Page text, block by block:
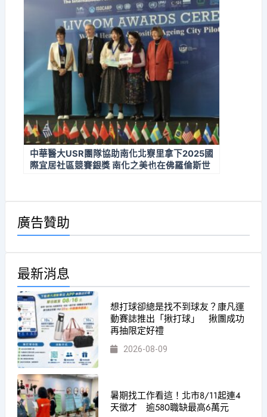
中華醫大USR團隊協助南化北竂里拿下2025國
際宜居社區競賽銀獎 南化之美也在佛羅倫斯世
廣告贊助
最新消息
想打球卻總是找不到球友？康凡運
動賽誌推出「揪打球」 揪團成功
再抽限定好禮
2026-08-09
暑期找工作看這！北市8/11起連4
天徵才 逾580職缺最高6萬元